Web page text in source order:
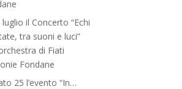
luglio il Concerto “Echi
tra suoni e luci”
di Fiati
Fondane
25 l’evento “In…